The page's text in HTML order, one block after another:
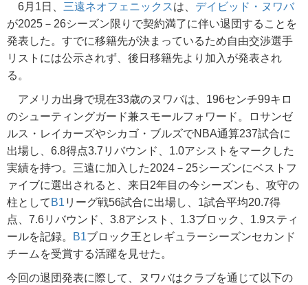
6月1日、 三遠ネオフェニックスは、 デイビッド・ヌワバ
が2025－26シーズン限りで契約満了に伴い退団することを
発表した。すでに移籍先が決まっているため自由交渉選手
リストには公示されず、後日移籍先より加入が発表され
る。
アメリカ出身で現在33歳のヌワバは、196センチ99キロ
のシューティングガード兼スモールフォワード。ロサンゼ
ルス・レイカーズやシカゴ・ブルズでNBA通算237試合に
出場し、6.8得点3.7リバウンド、1.0アシストをマークした
実績を持つ。三遠に加入した2024－25シーズンにベストフ
ァイブに選出されると、来日2年目の今シーズンも、攻守の
柱として B1 リーグ戦56試合に出場し、1試合平均20.7得
点、7.6リバウンド、3.8アシスト、1.3ブロック、1.9スティ
ールを記録。
B1ブロック王とレギュラーシーズンセカンド
チームを受賞する活躍を見せた。
今回の退団発表に際して、ヌワバはクラブを通じて以下の